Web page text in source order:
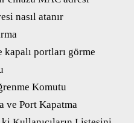
nasıl atanır
kapalı portları görme
Komutu
ve Port Kapatma